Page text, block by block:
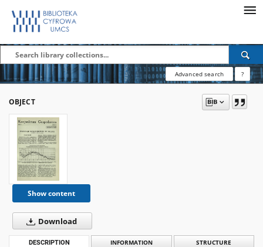
Advanced search ?
OBJECT
Show content
Download
DESCRIPTION INFORMATION STRUCTURE